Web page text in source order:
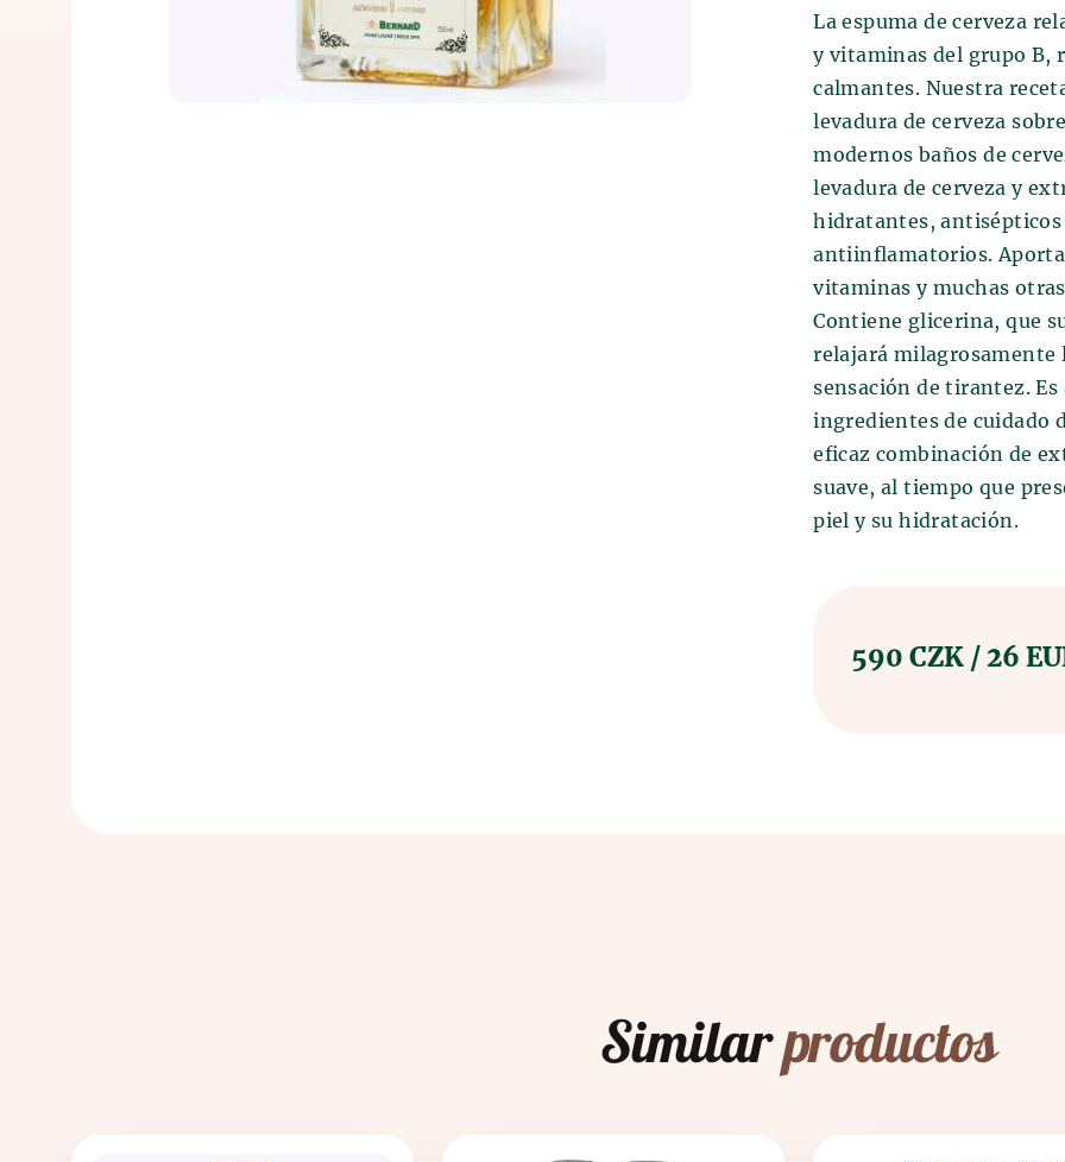
La espuma de cerveza
y vitaminas del grupo B,
calmantes. Nuestra
levadura de cerveza
modernos baños de
levadura de cerveza y
hidratantes,
antiinflamatorios.
vitaminas y muchas
Contiene glicerina, que
relajará milagrosamente
sensación de tirantez.
ingredientes de cuidado
eficaz combinación de
suave, al tiempo que
piel y su hidratación.
590 CZK / 26
Similarproductos
milenio antes de Cristo, cuando los antiguos sumerios la
descubrieron, probablemente por error. Extraviaron el grano
que cultivaban y se inventó el principio de la fermentación.
almacenamiento del grano que cultivaban. El grano se
almacenaba en vasijas de barro en las que se vertía agua, y así
se descubrió el principio de la fermentación.